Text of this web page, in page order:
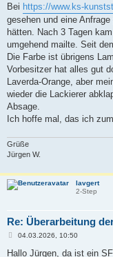
Bei https://www.ks-
gesehen und eine
hätten. Nach 3 Tagen
umgehend mailte. Seit
Die Farbe ist übrigens
Vorbesitzer hat alles gut
Laverda-Orange, aber
wieder die Lackierer
Absage.
Ich hoffe mal, das ich
Grüße
Jürgen W.
lavgert
2-Step
Re: Überarbeitung
B
i
04.03.2026, 10:50
Hallo Jürgen, da ist ein